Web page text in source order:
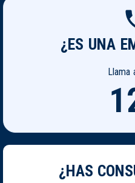
¿ES UNA
Llama
¿HAS